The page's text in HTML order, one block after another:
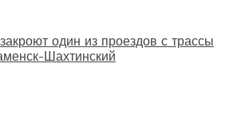
один из проездов с трассы
Шахтинский